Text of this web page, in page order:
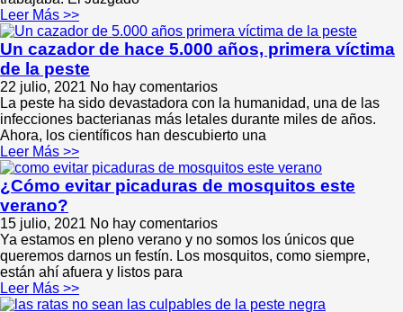
Leer Más >>
Un cazador de hace 5.000 años, primera víctima
de la peste
22 julio, 2021 No hay comentarios
La peste ha sido devastadora con la humanidad, una de las
infecciones bacterianas más letales durante miles de años.
Ahora, los científicos han descubierto una
Leer Más >>
¿Cómo evitar picaduras de mosquitos este
verano?
15 julio, 2021 No hay comentarios
Ya estamos en pleno verano y no somos los únicos que
queremos darnos un festín. Los mosquitos, como siempre,
están ahí afuera y listos para
Leer Más >>